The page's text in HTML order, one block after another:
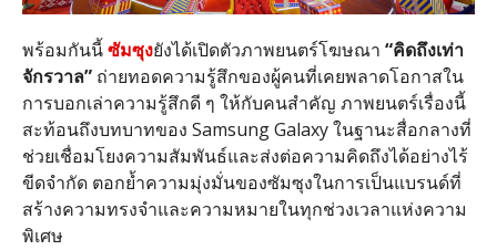
พร้อมกันนี้ซัมซุงยังได้เปิดตัวภาพยนตร์โฆษณา “คิดถึงเท่า
จักรวาล” ถ่ายทอดความรู้สึกของผู้คนที่เคยพลาดโอกาสใน
การบอกเล่าความรู้สึกดี ๆ ให้กับคนสำคัญ ภาพยนตร์เรื่องนี้
สะท้อนถึงบทบาทของ Samsung Galaxyในฐานะสื่อกลางที่
ช่วยเชื่อมโยงความสัมพันธ์และส่งต่อความคิดถึงได้อย่างไร้
ขีดจำกัด ตอกย้ำความมุ่งมั่นของซัมซุงในการเป็นแบรนด์ที่
สร้างความทรงจำและความหมายในทุกช่วงเวลาแห่งความ
พิเศษ